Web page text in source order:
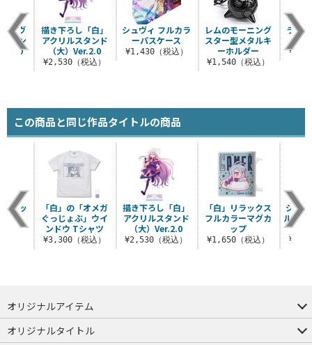
シュヴィ フルカラ
ーパスケース
¥1,430（税込）
レムのモーニング
スター型メタルキ
ーホルダー
¥1,540（税込）
ラビ
ラ
ュヴ
タン
描き下ろし「白」
アクリルスタンド
（大）Ver.2.0
¥2,530（税込）
この商品と同じ作品タイトルの商品
描き下ろし「白」
アクリルスタンド
（大）Ver.2.0
¥2,530（税込）
「白」リラックス
フルカラーマグカ
ップ
¥1,650（税込）
ジブ
ルグラ
ャツ
テッ
ト
込）
「白」の「オメガ
ぐっじょぶ」ウイ
ンドウ Tシャツ
¥3,300（税込）
オリジナルアイテム
つままれ
つかまれ
ピョコッテ
オリジナルタイトル